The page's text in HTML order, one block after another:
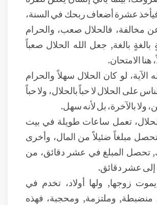
عشرة أضعاف ربحك في السنة،
مخالفة، فالحلال صعب، والحرام
بالغة, جعل الله الحلال صعباً
الامتحان.
لو كان الحلال سهلاً والحرام
على الحلال لا حباً بالحلال، ولا حباً
ولا بالآخرة، بل لأنه سهل.
تعمل ساعات طويلة في بيت
مبلغاً ضئيلاً من المال، وأخرى
تحصل المبلغ في عشر دقائق، من
عشر دقائق.
يموت زوجها, ولها أولاد، تخدم في
منضبطة, وملتزمة, ومحجبة، فهذه